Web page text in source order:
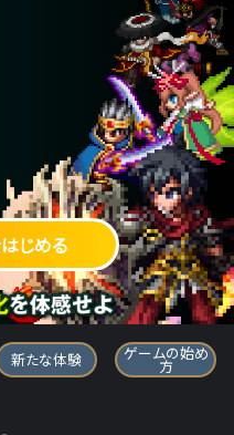
じめる
ア ヒーローズ
新たな体験 ゲームの始め
方